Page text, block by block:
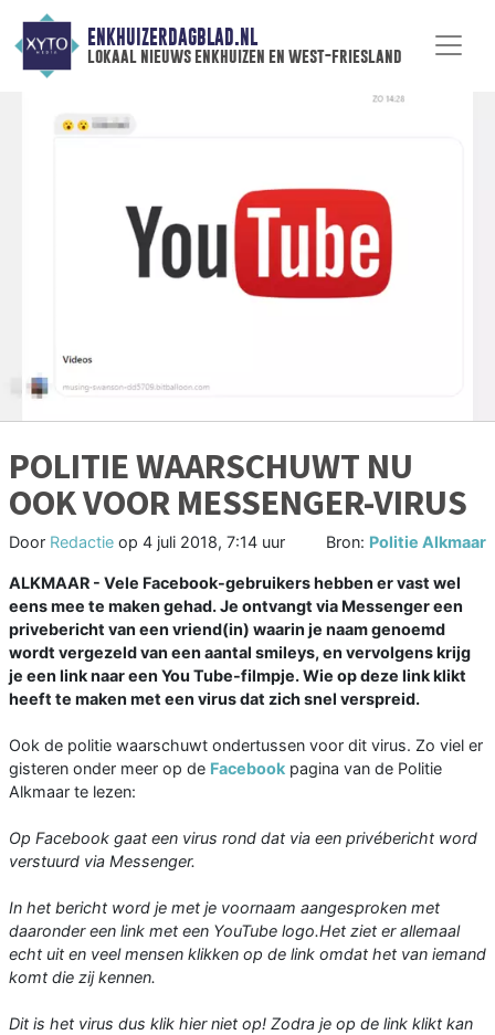
ENKHUIZERDAGBLAD.NL
lokaal nieuws enkhuizen en west-friesland
POLITIE WAARSCHUWT NU
OOK VOOR MESSENGER-VIRUS
Door Redactie op 4 juli 2018, 7:14 uur Bron: Politie Alkmaar
ALKMAAR - Vele Facebook-gebruikers hebben er vast wel
eens mee te maken gehad. Je ontvangt via Messenger een
privebericht van een vriend(in) waarin je naam genoemd
wordt vergezeld van een aantal smileys, en vervolgens krijg
je een link naar een You Tube-filmpje. Wie op deze link klikt
heeft te maken met een virus dat zich snel verspreid.
Ook de politie waarschuwt ondertussen voor dit virus. Zo viel er
gisteren onder meer op de Facebook pagina van de Politie
Alkmaar te lezen:
Op Facebook gaat een virus rond dat via een privébericht word
verstuurd via Messenger.
In het bericht word je met je voornaam aangesproken met
daaronder een link met een YouTube logo.Het ziet er allemaal
echt uit en veel mensen klikken op de link omdat het van iemand
komt die zij kennen.
Dit is het virus dus klik hier niet op! Zodra je op de link klikt kan